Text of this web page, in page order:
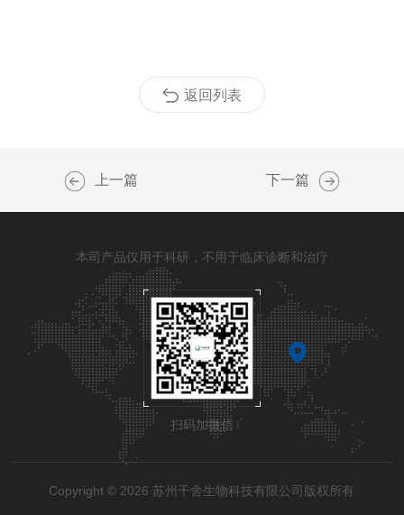
返回列表
上一篇 下一篇
本司产品仅用于科研，不用于临床诊断和治疗
扫码加微信
Copyright © 2026 苏州千舍生物科技有限公司版权所有